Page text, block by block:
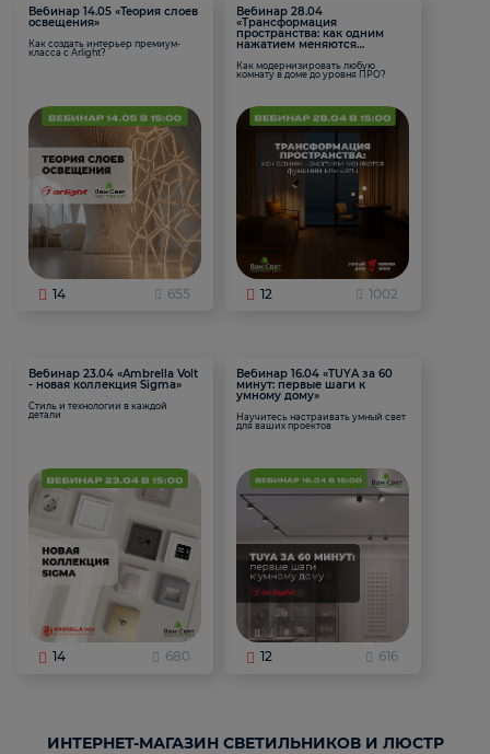
Вебинар 14.05 «Теория слоев
освещения»
Как создать интерьер премиум-
класса с Arlight?
14 655
Вебинар 28.04
«Трансформация
пространства: как одним
нажатием меняются
Как модернизировать любую
комнату в доме до уровня ПРО?
12 1002
Вебинар 23.04 «Ambrella Volt
- новая коллекция Sigma»
Стиль и технологии в каждой
детали
14 680
Вебинар 16.04 «TUYA за 60
минут: первые шаги к
умному дому»
Научитесь настраивать умный свет
для ваших проектов
12 616
ИНТЕРНЕТ-МАГАЗИН СВЕТИЛЬНИКОВ И ЛЮСТР